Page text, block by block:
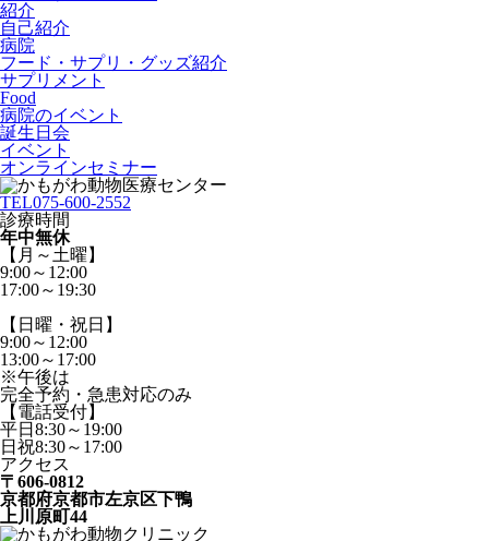
紹介
自己紹介
病院
フード・サプリ・グッズ紹介
サプリメント
Food
病院のイベント
誕生日会
イベント
オンラインセミナー
TEL075-600-2552
診療時間
年中無休
【月～土曜】
9:00～12:00
17:00～19:30
【日曜・祝日】
9:00～12:00
13:00～17:00
※午後は
完全予約・急患対応のみ
【電話受付】
平日8:30～19:00
日祝8:30～17:00
アクセス
〒606-0812
京都府京都市左京区下鴨
上川原町44